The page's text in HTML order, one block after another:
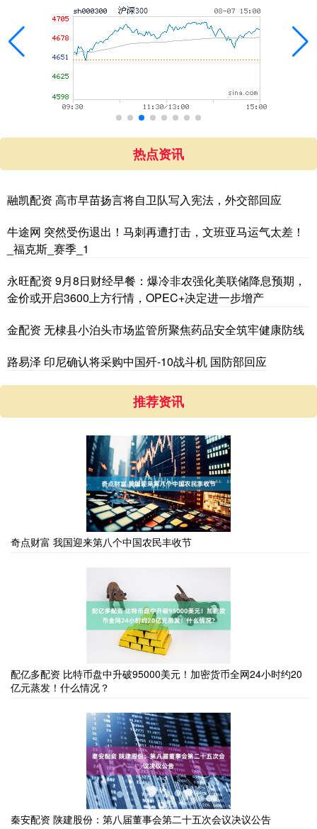
热点资讯
融凯配资 高市早苗扬言将自卫队写入宪法，外交部回应
牛途网 突然受伤退出！马刺再遭打击，文班亚马运气太差！
_福克斯_赛季_1
永旺配资 9月8日财经早餐：爆冷非农强化美联储降息预期，
金价或开启3600上方行情，OPEC+决定进一步增产
金配资 无棣县小泊头市场监管所聚焦药品安全筑牢健康防线
路易泽 印尼确认将采购中国歼-10战斗机 国防部回应
推荐资讯
奇点财富 我国迎来第八个中国农民丰收节
配亿多配资 比特币盘中升破95000美元！加密货币全网24小时约20
亿元蒸发！什么情况？
秦安配资 陕建股份：第八届董事会第二十五次会议决议公告